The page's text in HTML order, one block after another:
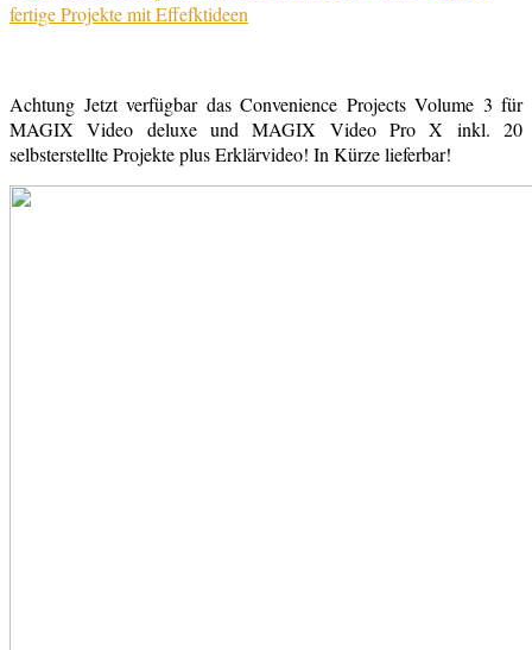
Achtung Jetzt verfügbar das Convenience Projects Volume 3 für
MAGIX Video deluxe und MAGIX Video Pro X inkl. 20
selbsterstellte Projekte plus Erklärvideo! In Kürze lieferbar!